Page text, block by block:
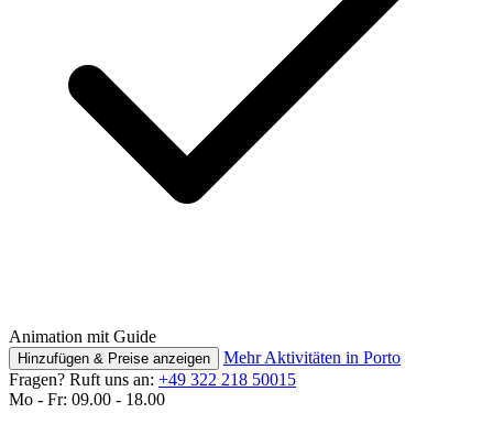
Animation mit Guide
Hinzufügen & Preise anzeigen
Mehr Aktivitäten in Porto
Fragen? Ruft uns an: +49 322 218 50015
Mo - Fr: 09.00 - 18.00